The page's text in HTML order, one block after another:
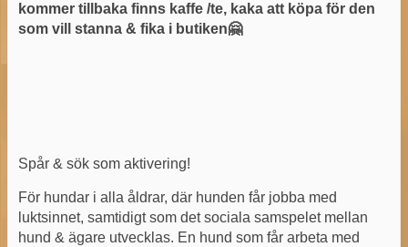
kommer tillbaka finns kaffe /te, kaka att köpa för den
som vill stanna & fika i butiken🤗
Spår & sök som aktivering!
För hundar i alla åldrar, där hunden får jobba med
luktsinnet, samtidigt som det sociala samspelet mellan
hund & ägare utvecklas. En hund som får arbeta med